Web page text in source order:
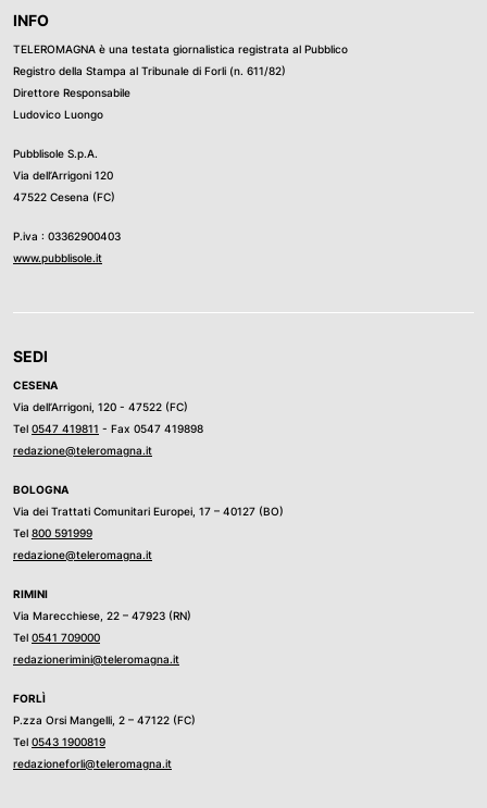
INFO
TELEROMAGNA è una testata giornalistica registrata al Pubblico
Registro della Stampa al Tribunale di Forli (n. 611/82)
Direttore Responsabile
Ludovico Luongo
Pubblisole S.p.A.
Via dell’Arrigoni 120
47522 Cesena (FC)
P.iva : 03362900403
www.pubblisole.it
SEDI
CESENA
Via dell’Arrigoni, 120 - 47522 (FC)
Tel 0547 419811 - Fax 0547 419898
redazione@teleromagna.it
BOLOGNA
Via dei Trattati Comunitari Europei, 17 – 40127 (BO)
Tel 800 591999
redazione@teleromagna.it
RIMINI
Via Marecchiese, 22 – 47923 (RN)
Tel 0541 709000
redazionerimini@teleromagna.it
FORLÌ
P.zza Orsi Mangelli, 2 – 47122 (FC)
Tel 0543 1900819
redazioneforli@teleromagna.it